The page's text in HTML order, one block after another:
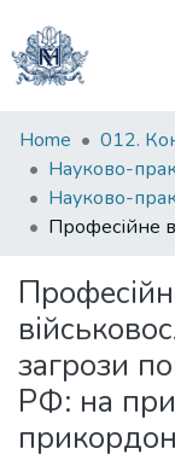
Communities
&
Collections
All of DSpace
Statistics
Home
загрози
РФ: на